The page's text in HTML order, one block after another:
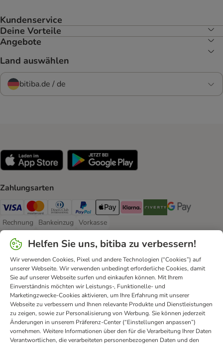
Kundenservice
Deine Vorteile
Angebote
Land auswählen
bitiba.de / de
Zahlungsarten
Visa Payment Method
Mastercard Payment Method
Diners Club Payment Method
PayPal Payment Method
Apple Pay Payment Method
Klarna Payment Method
Riverty Payment Method
Google Pay
Rechnung
Rechnung Payment Method
Bankeinzug
Bankeinzug Payment Method
Vorkasse
Vorkasse Payment Method
Lieferservice
DHL Shipping Method
DPD Shipping Method
Sicherheit
Security
Helfen Sie uns, bitiba zu verbessern!
Wir verwenden Cookies, Pixel und andere Technologien (“Cookies”) auf
unserer Webseite. Wir verwenden unbedingt erforderliche Cookies, damit
Sie auf unserer Webseite surfen und einkaufen können. Mit Ihrem
Einverständnis möchten wir Leistungs-, Funktionelle- und
Marketingzwecke-Cookies aktivieren, um Ihre Erfahrung mit unserer
Webseite zu verbessern und Ihnen relevante Produkte und Dienstleistungen
zu zeigen, sowie zur Personalisierung von Werbung. Sie können jederzeit
Änderungen in unserem Präferenz-Center (“Einstellungen anpassen”)
vornehmen. Weitere Informationen über den für die Verarbeitung Ihrer Daten
Verantwortlichen, die verarbeiteten personenbezogenen Daten und den